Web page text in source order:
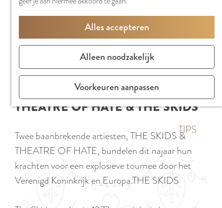
Alles accepteren
Alleen noodzakelijk
Voorkeuren aanpassen
a
t
e
n
e
r
t
a
a
l
H
i
d
i
g
E
n
g
l
i
s
h
p
a
g
e
Overnachten
Amstelveen
TIPS
THEATRE OF HATE & THE SKIDS
Twee baanbrekende artiesten, THE SKIDS &
THEATRE OF HATE, bundelen dit najaar hun
krachten voor een explosieve tournee door het
Verenigd Koninkrijk en Europa.THE SKIDS